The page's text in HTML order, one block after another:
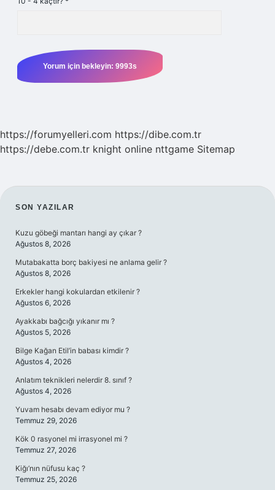
https://forumyelleri.com https://dibe.com.tr
https://debe.com.tr knight online nttgame Sitemap
SIDEBAR
SON YAZILAR
Kuzu göbeği mantarı hangi ay çıkar ?
Ağustos 8, 2026
Mutabakatta borç bakiyesi ne anlama gelir ?
Ağustos 8, 2026
Erkekler hangi kokulardan etkilenir ?
Ağustos 6, 2026
Ayakkabı bağcığı yıkanır mı ?
Ağustos 5, 2026
Bilge Kağan Etil’in babası kimdir ?
Ağustos 4, 2026
Anlatım teknikleri nelerdir 8. sınıf ?
Ağustos 4, 2026
Yuvam hesabı devam ediyor mu ?
Temmuz 29, 2026
Kök 0 rasyonel mi irrasyonel mi ?
Temmuz 27, 2026
Kiğı’nın nüfusu kaç ?
Temmuz 25, 2026